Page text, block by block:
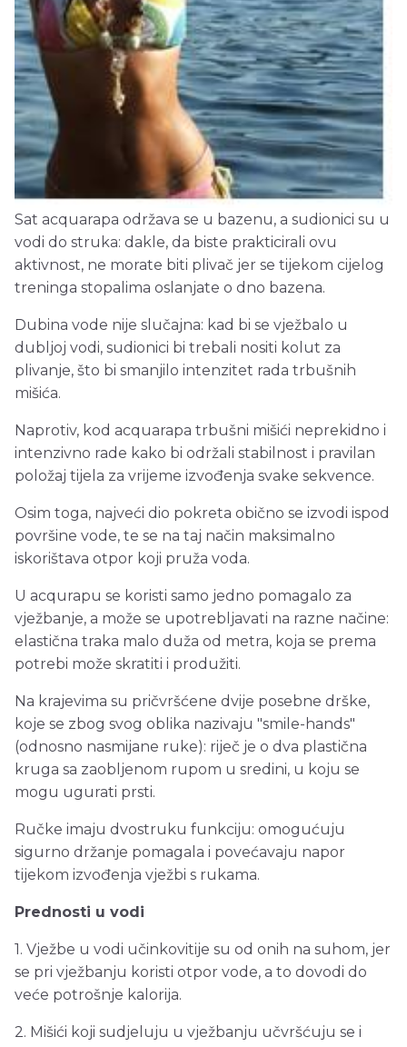
Sat acquarapa održava se u bazenu, a sudionici su u
vodi do struka: dakle, da biste prakticirali ovu
aktivnost, ne morate biti plivač jer se tijekom cijelog
treninga stopalima oslanjate o dno bazena.
Dubina vode nije slučajna: kad bi se vježbalo u
dubljoj vodi, sudionici bi trebali nositi kolut za
plivanje, što bi smanjilo intenzitet rada trbušnih
mišića.
Naprotiv, kod acquarapa trbušni mišići neprekidno i
intenzivno rade kako bi održali stabilnost i pravilan
položaj tijela za vrijeme izvođenja svake sekvence.
Osim toga, najveći dio pokreta obično se izvodi ispod
površine vode, te se na taj način maksimalno
iskorištava otpor koji pruža voda.
U acqurapu se koristi samo jedno pomagalo za
vježbanje, a može se upotrebljavati na razne načine:
elastična traka malo duža od metra, koja se prema
potrebi može skratiti i produžiti.
Na krajevima su pričvršćene dvije posebne drške,
koje se zbog svog oblika nazivaju "smile-hands"
(odnosno nasmijane ruke): riječ je o dva plastična
kruga sa zaobljenom rupom u sredini, u koju se
mogu ugurati prsti.
Ručke imaju dvostruku funkciju: omogućuju
sigurno držanje pomagala i povećavaju napor
tijekom izvođenja vježbi s rukama.
Prednosti u vodi
1. Vježbe u vodi učinkovitije su od onih na suhom, jer
se pri vježbanju koristi otpor vode, a to dovodi do
veće potrošnje kalorija.
2. Mišići koji sudjeluju u vježbanju učvršćuju se i